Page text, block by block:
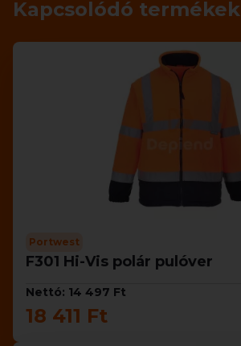
Kapcsolódó termékek
Portwest
F301 Hi-Vis polár pulóver
Nettó: 14 497 Ft
18 411 Ft